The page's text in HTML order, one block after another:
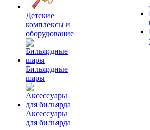
Детские
комплексы и
оборудование
Бильярдные
шары
Аксессуары
для бильярда